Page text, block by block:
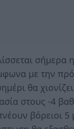
σήμερα
με την
θα
στους -4
βόρειοι